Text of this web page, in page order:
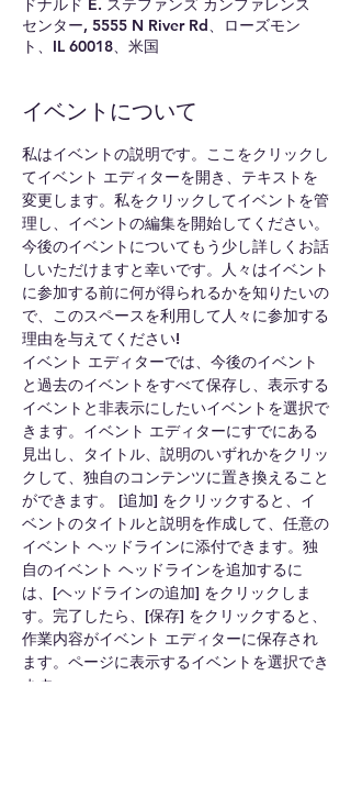
ドナルド E. ステファンズ カンファレンス
センター, 5555 N River Rd、ローズモン
ト、IL 60018、米国
イベントについて
私はイベントの説明です。ここをクリックし
てイベント エディターを開き、テキストを
変更します。私をクリックしてイベントを管
理し、イベントの編集を開始してください。
今後のイベントについてもう少し詳しくお話
しいただけますと幸いです。人々はイベント
に参加する前に何が得られるかを知りたいの
で、このスペースを利用して人々に参加する
理由を与えてください!
イベント エディターでは、今後のイベント
と過去のイベントをすべて保存し、表示する
イベントと非表示にしたいイベントを選択で
きます。イベント エディターにすでにある
見出し、タイトル、説明のいずれかをクリッ
クして、独自のコンテンツに置き換えること
ができます。 [追加] をクリックすると、イ
ベントのタイトルと説明を作成して、任意の
イベント ヘッドラインに添付できます。独
自のイベント ヘッドラインを追加するに
は、[ヘッドラインの追加] をクリックしま
す。完了したら、[保存] をクリックすると、
作業内容がイベント エディターに保存され
ます。ページに表示するイベントを選択でき
ます。